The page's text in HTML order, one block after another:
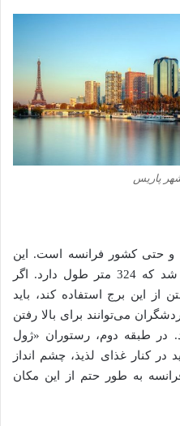
پاریس
و حتی کشور فرانسه است. این
برج، توسط گوستاو ایفل ساخته شد که 324 متر طول دارد. اگر
از این برج استفاده کند، باید
می‌توانند برای بالا رفتن
در طبقه دوم، رستوران «ژول
کنار غذای لذیذ، چشم انداز
به طور حتم از این مکان